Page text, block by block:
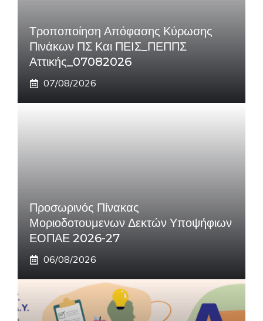
Τροποποίηση Απόφασης Κύρωσης
Πινάκων ΠΣ Και ΠΕΙΣ_ΠΕΠΠΣ
Αττικής_07082026
07/08/2026
Προσωρινός Πίνακας
Μοριοδοτουμενων Δεκτών Υποψήφιων
ΕΟΠΑΕ 2026-27
06/08/2026